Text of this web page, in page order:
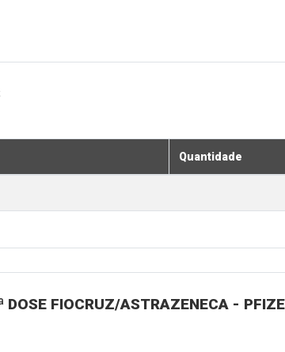
Quantidade
DOSE FIOCRUZ/ASTRAZENECA -